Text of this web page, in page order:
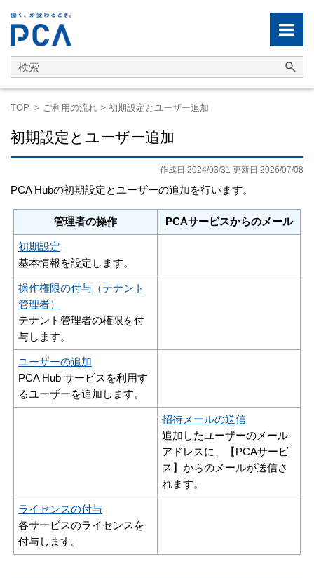
TOP > ご利用の流れ> 初期設定とユーザー追加
初期設定とユーザー追加
作成日 2024/03/31 更新日 2026/07/08
PCA Hubの初期設定とユーザーの追加を行います。
管理者の操作 PCAサービスからのメール
初期設定
基本情報を設定します。
操作権限の付与（テナント
管理者）
テナント管理者の権限を付
与します。
ユーザーの追加
PCA Hub サービス を利用す
るユーザーを追加します。
招待メールの送信
追加したユーザーのメール
アドレスに、【PCAサービ
ス】からのメールが送信さ
れます。
ライセンスの付与
各サービスのライセンスを
付与します。